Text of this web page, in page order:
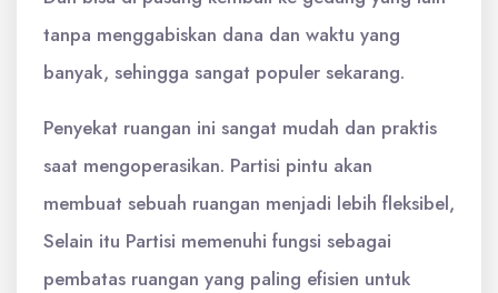
tanpa menggabiskan dana dan waktu yang
banyak, sehingga sangat populer sekarang.
Penyekat ruangan ini sangat mudah dan praktis
saat mengoperasikan. Partisi pintu akan
membuat sebuah ruangan menjadi lebih fleksibel,
Selain itu Partisi memenuhi fungsi sebagai
pembatas ruangan yang paling efisien untuk